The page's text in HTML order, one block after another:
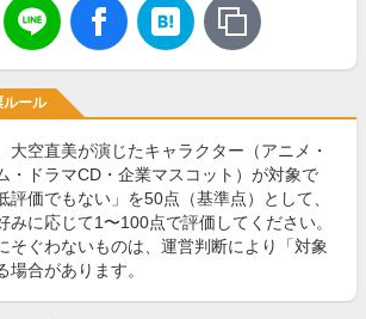
ルール
大空直美が演じたキャラクター（アニメ・
・ドラマCD・企業マスコット）が対象で
評価でもない」を50点（基準点）として、
みに応じて1〜100点で評価してください。
そぐわないものは、運営判断により「対象
合があります。